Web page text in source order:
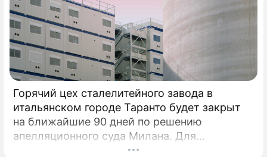
Горячий цех сталелитейного завода в
итальянском городе Таранто будет закрыт
на ближайшие 90 дней по решению
апелляционного суда Милана. Для
возобновления производства необходимо